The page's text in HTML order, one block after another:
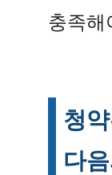
충족해
청
다